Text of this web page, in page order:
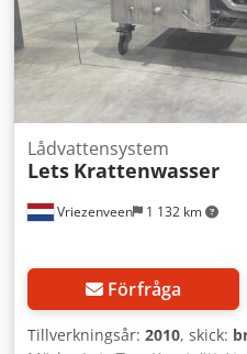
Vriezenveen 1 132 km
Lådvattensystem
Lets Krattenwasser
Förfråga
Tillverkningsår: 2010, skick: